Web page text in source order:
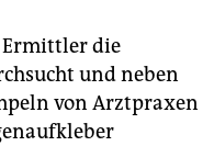
Ermittler die
und neben
von Arztpraxen